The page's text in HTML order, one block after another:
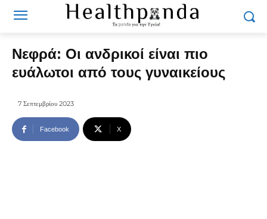
Νεφρά: Οι ανδρικοί είναι πιο
ευάλωτοι από τους γυναικείους
7 Σεπτεμβρίου 2023
Facebook X